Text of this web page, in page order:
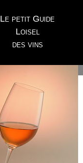
Le petit Guide
Loisel
des vins